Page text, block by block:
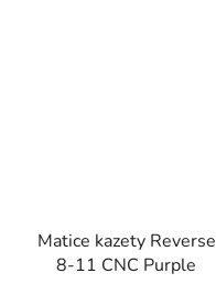
Matice kazety Reverse
8-11 CNC Purple